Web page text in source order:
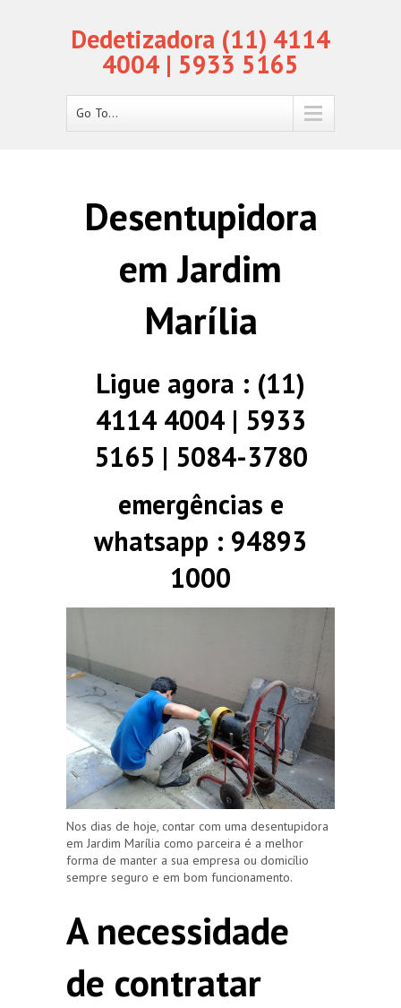
Dedetizadora (11) 4114
4004 | 5933 5165
Go To...
Desentupidora
em Jardim
Marília
Ligue agora : (11)
4114 4004 | 5933
5165 | 5084-3780
emergências e
whatsapp : 94893
1000
Nos dias de hoje, contar com uma desentupidora
em Jardim Marília como parceira é a melhor
forma de manter a sua empresa ou domicílio
sempre seguro e em bom funcionamento.
A necessidade
de contratar